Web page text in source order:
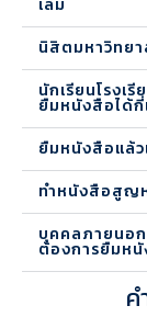
เล่ม
นิสิตมหาวิทยา
นักเรียนโรงเ
ยืมหนังสือได้กี่
ยืมหนังสือแล้
ทำหนังสือสูญ
บุคคลภายนอก
ต้องการยืมห
ค